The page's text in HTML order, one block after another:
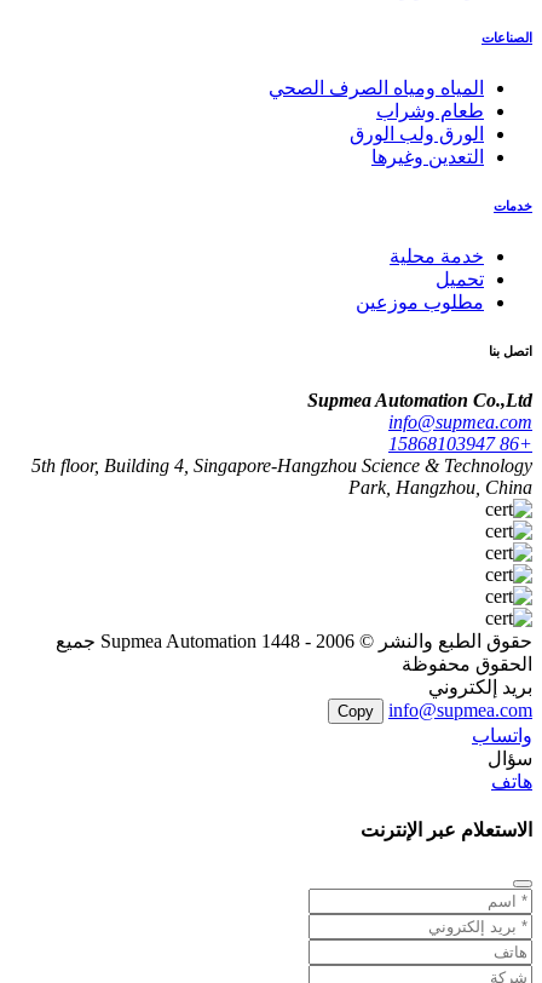
الصناعات
المياه ومياه الصرف الصحي
طعام وشراب
الورق ولب الورق
التعدين وغيرها
خدمات
خدمة محلية
تحميل
مطلوب موزعين
اتصل بنا
Supmea Automation Co.,Ltd
info@supmea.com
+86 15868103947
5th floor, Building 4, Singapore-Hangzhou Science & Technology
Park, Hangzhou, China
حقوق الطبع والنشر © 2006 - 1448 Supmea Automation جميع
الحقوق محفوظة
بريد إلكتروني
info@supmea.com
Copy
واتساب
سؤال
هاتف
الاستعلام عبر الإنترنت